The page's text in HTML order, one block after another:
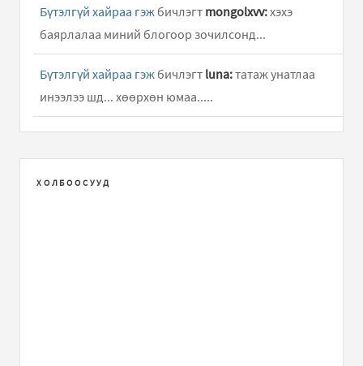
Бүтэлгүй хайраа гэж бичлэгт mongolxvv:хэхэ
баярлалаа миний блогоор зочилсонд...
Бүтэлгүй хайраа гэж бичлэгт luna:татаж унатлаа
инээлээ шд... хөөрхөн юмаа.....
Бүтэлгүй хайраа гэжбичлэгтbayasaa:he he. tegeed
uulzah bhda.
ХОЛБООСУУД